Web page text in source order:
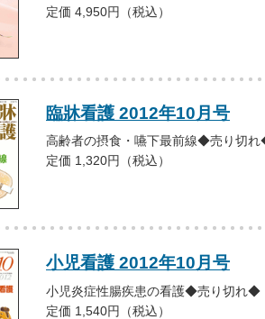
定価 4,950円（税込）
臨牀看護 2012年10月号
高齢者の摂食・嚥下最前線◆売り切
定価 1,320円（税込）
小児看護 2012年10月号
小児炎症性腸疾患の看護◆売り切れ◆
定価 1,540円（税込）